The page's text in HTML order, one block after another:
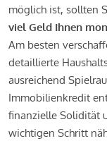
möglich ist, sollten
viel Geld Ihnen
Am besten
detaillierte
ausreichend
Immobilienkredit
finanzielle Solidität
wichtigen Schritt